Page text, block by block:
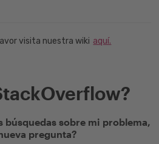
visita nuestra wiki aquí.
búsquedas sobre mi problema,
pregunta?